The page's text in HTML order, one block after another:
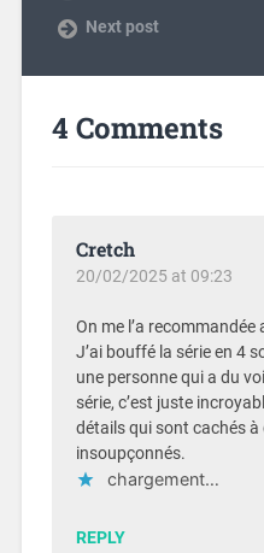
Next post
4 Comments
Cretch
20/02/2025 at 09:23
On me l’a
J’ai bouffé la série en 4
une personne qui a du
série, c’est juste
détails qui sont cachés à
insoupçonnés.
chargement…
REPLY